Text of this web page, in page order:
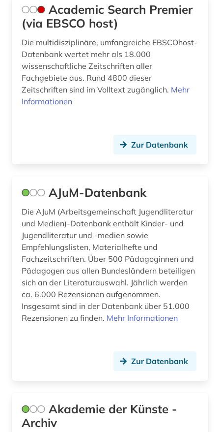
buchbesitz (1)
buchdrucker (1)
buchgeschichte (1)
buchhandel (1)
buchproduktion (1)
buchstabe (1)
bötticher (1)
camilla collett (1)
carl michael bellman (1)
cd-rom (2)
cgm 19 (1)
chemie (8)
collijn, isak | bibliothekar (1)
comic (2)
Academic Search Premier
(via EBSCO host)
Die multidisziplinäre, umfangreiche EBSCOhost-
Datenbank wertet mehr als 18.000
wissenschaftliche Zeitschriften aller
Fachgebiete aus. Rund 4800 dieser
Zeitschriften sind im Volltext zugänglich. Mehr
Informationen
Zur Datenbank
AJuM-Datenbank
Die AJuM (Arbeitsgemeinschaft Jugendliteratur
und Medien)-Datenbank enthält Kinder- und
Jugendliteratur und -medien sowie
Empfehlungslisten, Materialhefte und
Fachzeitschriften. Über 500 Pädagoginnen und
Pädagogen aus allen Bundesländern beteiligen
sich an der Literaturauswahl. Jährlich werden
ca. 6.000 Rezensionen aufgenommen.
Insgesamt sind in der Datenbank über 51.000
Rezensionen zu finden. Mehr Informationen
Zur Datenbank
Akademie der Künste -
Archiv